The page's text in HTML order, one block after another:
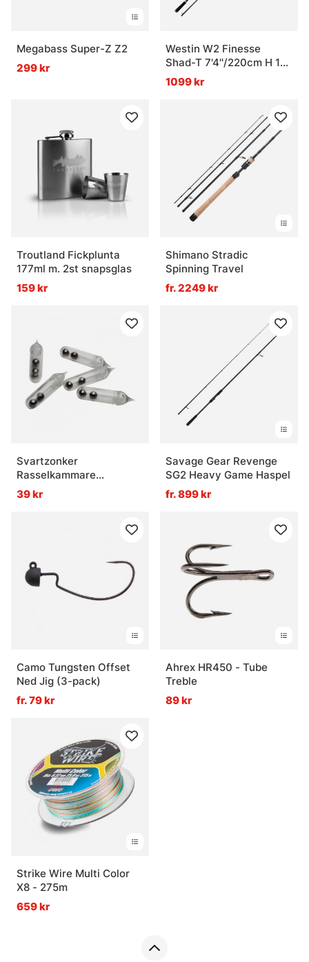
Megabass Super-Z Z2
299 kr
Westin W2 Finesse
Shad-T 7'4''/220cm H 12-
38g 2Sec
1099 kr
Troutland Fickplunta
177ml m. 2st snapsglas
159 kr
Shimano Stradic
Spinning Travel
fr. 2249 kr
Svartzonker
Rasselkammare
Transparent 5-Pack
39 kr
Savage Gear Revenge
SG2 Heavy Game Haspel
fr. 899 kr
Camo Tungsten Offset
Ned Jig (3-pack)
fr. 79 kr
Ahrex HR450 - Tube
Treble
89 kr
Strike Wire Multi Color
X8 - 275m
659 kr